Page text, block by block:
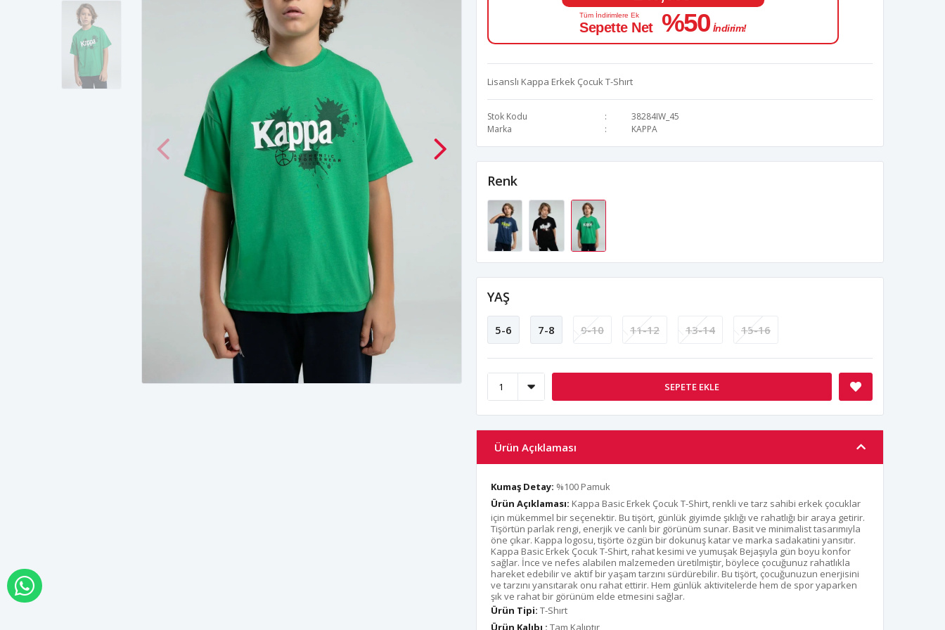
Tüm İndirimlere Ek
Sepette Net %50 İndirim!
Lisanslı Kappa Erkek Çocuk T-Shırt
Stok Kodu
38284IW_45
Marka
KAPPA
Renk
YAŞ
5-6 7-8 9-10 11-12 13-14 15-16
SEPETE EKLE
Ürün Açıklaması
Kumaş Detay: %100 Pamuk
Ürün Açıklaması: Kappa Basic Erkek Çocuk T-Shirt, renkli ve tarz sahibi erkek çocuklar
için mükemmel bir seçenektir. Bu tişört, günlük giyimde şıklığı ve rahatlığı bir araya getirir.
Tişörtün parlak rengi, enerjik ve canlı bir görünüm sunar. Basit ve minimalist tasarımıyla
öne çıkar. Kappa logosu, tişörte özgün bir dokunuş katar ve marka sadakatini yansıtır.
Kappa Basic Erkek Çocuk T-Shirt, rahat kesimi ve yumuşak Bejaşıyla gün boyu konfor
sağlar. İnce ve nefes alabilen malzemeden üretilmiştir, böylece çocuğunuz rahatlıkla
hareket edebilir ve aktif bir yaşam tarzını sürdürebilir. Bu tişört, çocuğunuzun enerjisini
ve tarzını yansıtarak onu rahat ettirir. Hem günlük aktivitelerde hem de spor yaparken
şık ve rahat bir görünüm elde etmesini sağlar.
Ürün Tipi: T-Shırt
Ürün Kalıbı : Tam Kalıptır